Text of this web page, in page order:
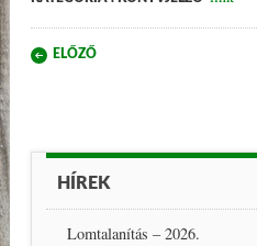
Post
ELŐZŐ
HÍREK
Lomtalanítás – 2026.